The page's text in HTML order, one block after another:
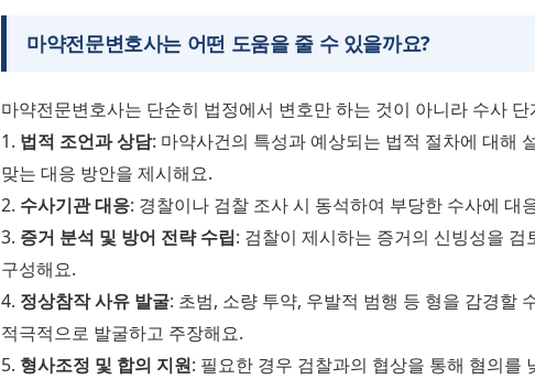
마약전문변호사는 어떤 도움을 줄 수 있을까요?
마약전문변호사는 단순히 법정에서 변호만 하는 것이 아니라 수사
1. 법적 조언과 상담: 마약사건의 특성과 예상되는 법적 절차에 대해
맞는 대응 방안을 제시해요.
2. 수사기관 대응: 경찰이나 검찰 조사 시 동석하여 부당한 수사에 대
3. 증거 분석 및 방어 전략 수립: 검찰이 제시하는 증거의 신빙성을
구성해요.
4. 정상참작 사유 발굴: 초범, 소량 투약, 우발적 범행 등 형을 감경할
적극적으로 발굴하고 주장해요.
5. 형사조정 및 합의 지원: 필요한 경우 검찰과의 협상을 통해 혐의를